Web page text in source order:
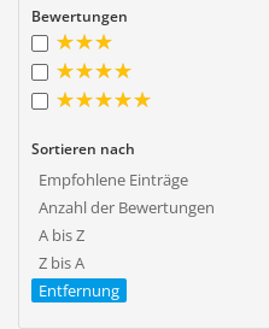
Bewertungen
Sortieren nach
Empfohlene Einträge
Anzahl der Bewertungen
A bis Z
Z bis A
Entfernung